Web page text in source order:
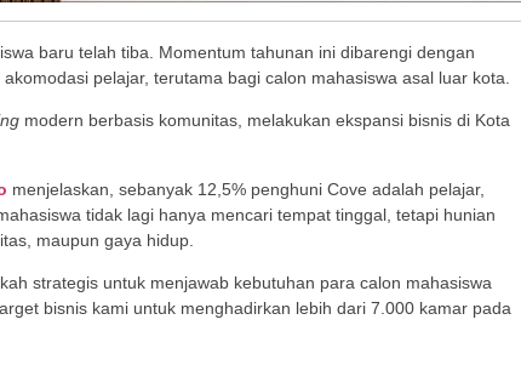
baru telah tiba. Momentum tahunan ini dibarengi dengan
pelajar, terutama bagi calon mahasiswa asal luar kota.
modern berbasis komunitas, melakukan ekspansi bisnis di Kota
menjelaskan, sebanyak 12,5% penghuni Cove adalah pelajar,
tidak lagi hanya mencari tempat tinggal, tetapi hunian
maupun gaya hidup.
strategis untuk menjawab kebutuhan para calon mahasiswa
bisnis kami untuk menghadirkan lebih dari 7.000 kamar pada